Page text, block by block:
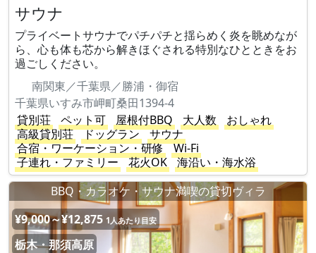
サウナ
プライベートサウナでパチパチと揺らめく炎を眺めなが
ら、心も体も芯から解きほぐされる特別なひとときをお
過ごしください。
南関東／千葉県／勝浦・御宿
千葉県いすみ市岬町桑田1394-4
貸別荘
ペット可 屋根付BBQ 大人数
おしゃれ
高級貸別荘
ドッグラン
サウナ
合宿・ワーケーション・研修
Wi-Fi
子連れ・ファミリー
花火OK
海沿い・海水浴
BBQ・カラオケ・サウナ満喫の貸切ヴィラ
¥9,000～¥12,875 1人あたり目安
栃木・那須高原